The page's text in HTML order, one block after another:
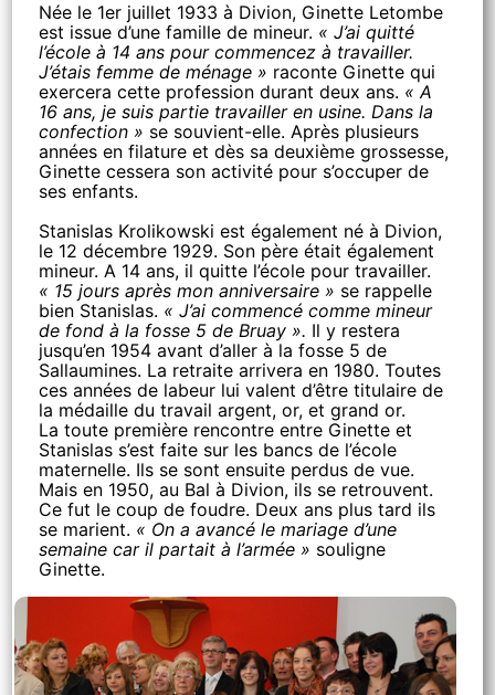
Née le 1er juillet 1933 à Divion, Ginette Letombe
est issue d’une famille de mineur. « J’ai quitté
l’école à 14 ans pour commencez à travailler.
J’étais femme de ménage » raconte Ginette qui
exercera cette profession durant deux ans. « A
16 ans, je suis partie travailler en usine. Dans la
confection » se souvient-elle. Après plusieurs
années en filature et dès sa deuxième grossesse,
Ginette cessera son activité pour s’occuper de
ses enfants.
Stanislas Krolikowski est également né à Divion,
le 12 décembre 1929. Son père était également
mineur. A 14 ans, il quitte l’école pour travailler.
« 15 jours après mon anniversaire » se rappelle
bien Stanislas. « J’ai commencé comme mineur
de fond à la fosse 5 de Bruay ». Il y restera
jusqu’en 1954 avant d’aller à la fosse 5 de
Sallaumines. La retraite arrivera en 1980. Toutes
ces années de labeur lui valent d’être titulaire de
la médaille du travail argent, or, et grand or.
La toute première rencontre entre Ginette et
Stanislas s’est faite sur les bancs de l’école
maternelle. Ils se sont ensuite perdus de vue.
Mais en 1950, au Bal à Divion, ils se retrouvent.
Ce fut le coup de foudre. Deux ans plus tard ils
se marient. « On a avancé le mariage d’une
semaine car il partait à l’armée » souligne
Ginette.